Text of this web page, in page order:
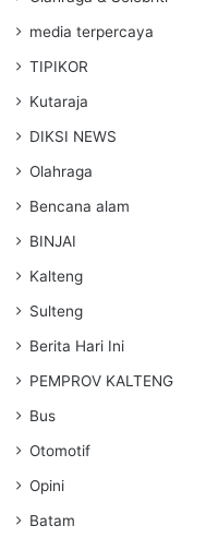
media terpercaya
TIPIKOR
Kutaraja
DIKSI NEWS
Olahraga
Bencana alam
BINJAI
Kalteng
Sulteng
Berita Hari Ini
PEMPROV KALTENG
Bus
Otomotif
Opini
Batam